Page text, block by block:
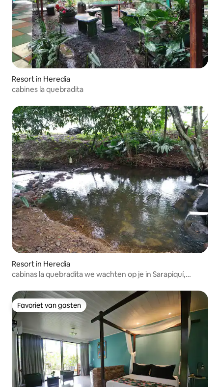
Resort in Heredia
cabines la quebradita
Resort in Heredia
cabinas la quebradita we wachten op je in Sarapiquí,
Favoriet van gasten
Favoriet van gasten